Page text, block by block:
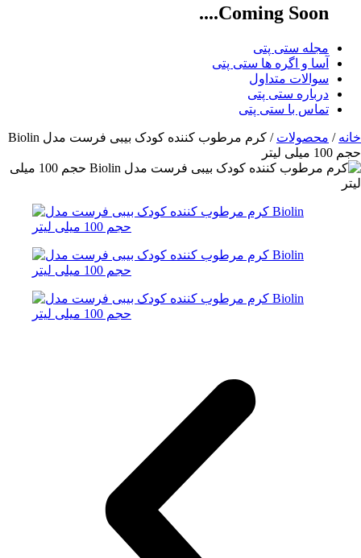
Coming Soon....
مجله ستی پتی
آسا و اگره ها ستی پتی
سوالات متداول
درباره ستی پتی
تماس با ستی پتی
خانه / محصولات
/ کرم مرطوب کننده کودک بیبی فرست مدل Biolin
حجم 100 میلی لیتر